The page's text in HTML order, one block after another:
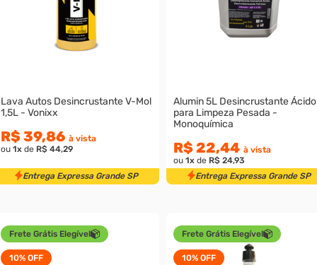
Lava Autos Desincrustante V-Mol
1,5L - Vonixx
R$ 39,86 à vista
ou 1x de R$ 44,29
Entrega Expressa Grande SP
Alumin 5L Desincrustante Ácido
para Limpeza Pesada -
Monoquímica
R$ 22,44 à vista
ou 1x de R$ 24,93
Entrega Expressa Grande SP
Frete Grátis Elegível
10% OFF
Frete Grátis Elegível
10% OFF